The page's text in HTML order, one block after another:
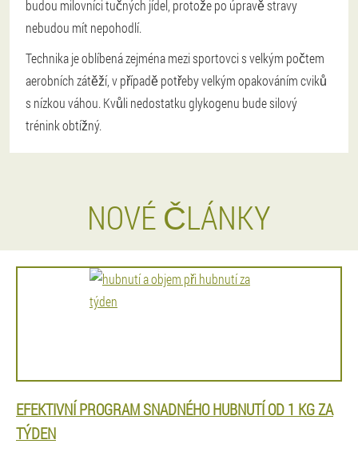
budou milovníci tučných jídel, protože po úpravě stravy
nebudou mít nepohodlí.
Technika je oblíbená zejména mezi sportovci s velkým počtem
aerobních zátěží, v případě potřeby velkým opakováním cviků
s nízkou váhou. Kvůli nedostatku glykogenu bude silový
trénink obtížný.
NOVÉ ČLÁNKY
EFEKTIVNÍ PROGRAM SNADNÉHO HUBNUTÍ OD 1 KG ZA
TÝDEN